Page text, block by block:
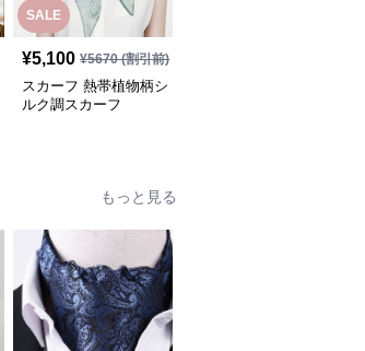
SALE
¥5,100 ¥5670(割引前)
スカーフ 熱帯植物柄シ
ルク調スカーフ
もっと見る